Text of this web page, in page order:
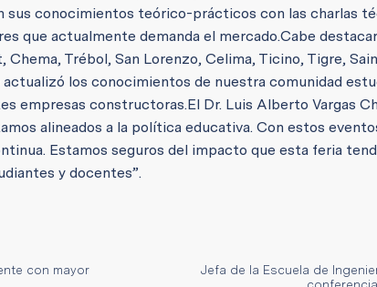
sus conocimientos teórico-prácticos con las charlas
que actualmente demanda el mercado.Cabe
Trébol, San Lorenzo, Celima, Ticino, Tigre,
los conocimientos de nuestra comunidad
empresas constructoras.El Dr. Luis Alberto Vargas
alineados a la política educativa. Con estos
Estamos seguros del impacto que esta feria
y docentes”.
con mayor
Jefa de la Escuela de